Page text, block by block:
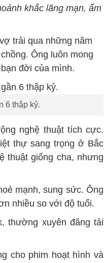
khắc lãng mạn, ấm
trải qua những năm
Ông luôn mong
đời của mình.
6 thập kỷ.
nghệ thuật tích cực.
thự sang trọng ở Bắc
thuật giống cha, nhưng
mạnh, sung sức. Ông
nhiều so với độ tuổi.
thường xuyên đăng tải
cho phim hoạt hình và